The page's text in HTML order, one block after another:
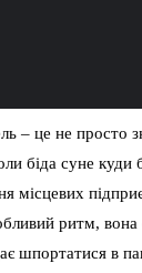
– це не просто
біда суне куди
місцевих
ритм, вона
шпортатися в